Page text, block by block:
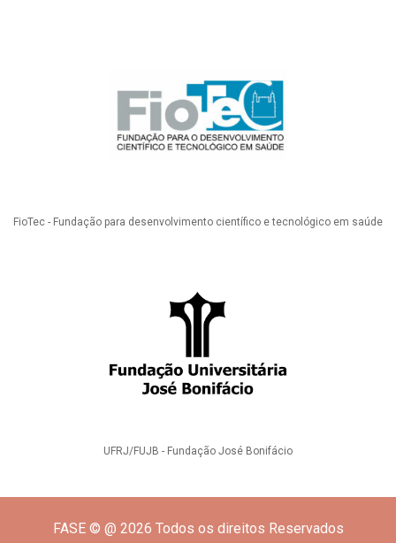
FioTec - Fundação para desenvolvimento científico e tecnológico em saúde
UFRJ/FUJB - Fundação José Bonifácio
FASE © @ 2026 Todos os direitos Reservados